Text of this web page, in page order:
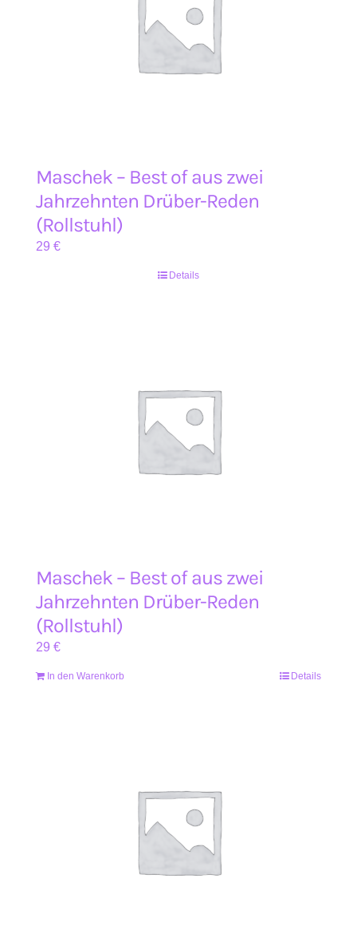
Maschek – Best of aus zwei
Jahrzehnten Drüber-Reden
(Rollstuhl)
29 €
Details
Maschek – Best of aus zwei
Jahrzehnten Drüber-Reden
(Rollstuhl)
29 €
In den Warenkorb Details